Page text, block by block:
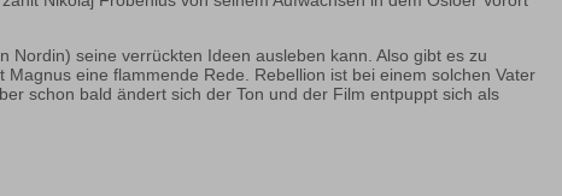
seine verrückten Ideen ausleben kann. Also gibt es zu
eine flammende Rede. Rebellion ist bei einem solchen Vater
schon bald ändert sich der Ton und der Film entpuppt sich als